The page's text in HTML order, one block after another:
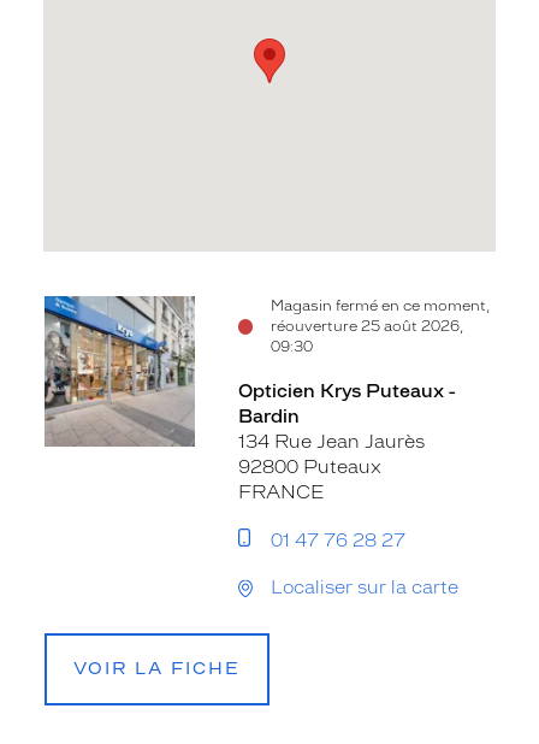
Magasin fermé en ce moment,
réouverture 25 août 2026,
09:30
Voir
la
fiche
Opticien Krys Puteaux -
Bardin
134 Rue Jean Jaurès
92800 Puteaux
FRANCE
01 47 76 28 27
Localiser sur la carte
VOIR LA FICHE